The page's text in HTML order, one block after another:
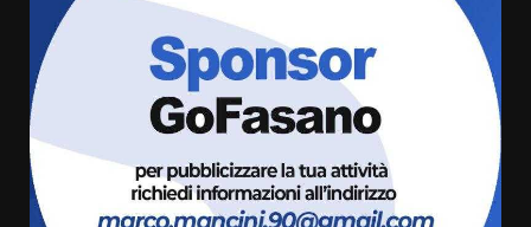
Residenti di Savelletri scrivono
al Prefetto: “Noi cittadini di
serie B”
5 Agosto 2026 06:15
A Savelletri torna la Sagra del
Pesce Spada: appuntamento a